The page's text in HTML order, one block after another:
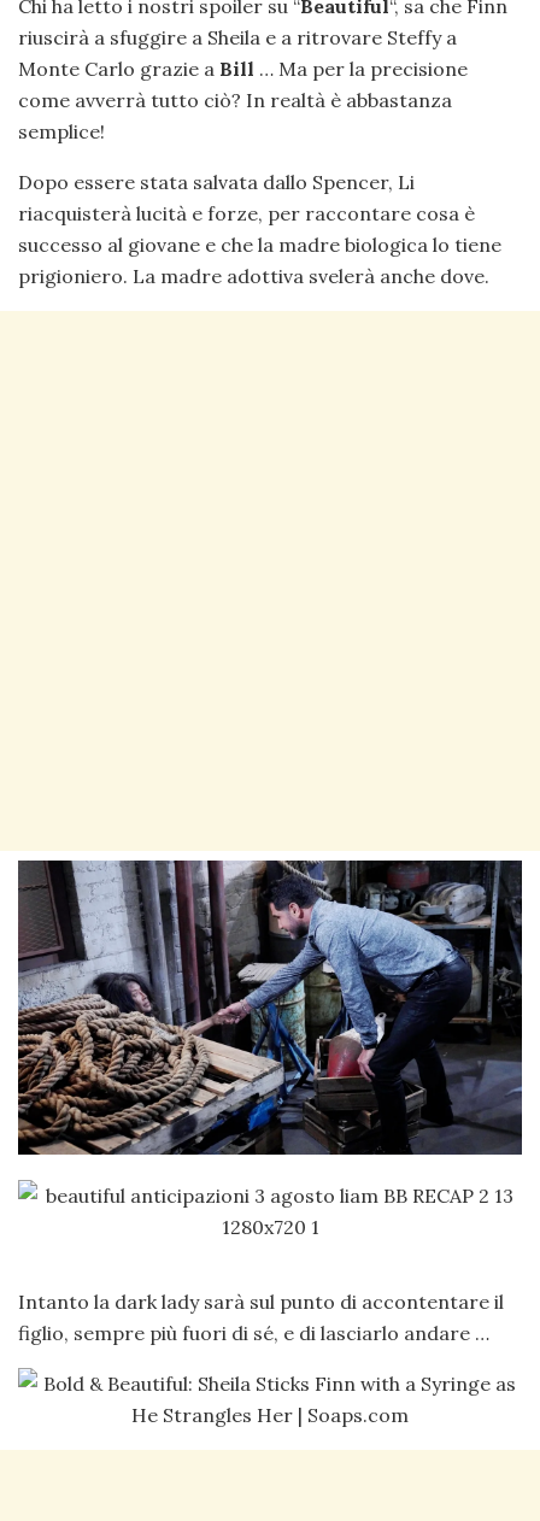
Chi ha letto i nostri spoiler su “Beautiful “, sa che Finn
riuscirà a sfuggire a Sheila e a ritrovare Steffy a
Monte Carlo grazie a Bill … Ma per la precisione
come avverrà tutto ciò? In realtà è abbastanza
semplice!
Dopo essere stata salvata dallo Spencer, Li
riacquisterà lucità e forze, per raccontare cosa è
successo al giovane e che la madre biologica lo tiene
prigioniero. La madre adottiva svelerà anche dove.
Intanto la dark lady sarà sul punto di accontentare il
figlio, sempre più fuori di sé, e di lasciarlo andare …